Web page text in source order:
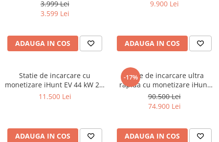
Type 2
3.999 Lei
3.599 Lei
ADAUGA IN COS
9.900 Lei
ADAUGA IN COS
Statie de incarcare cu
monetizare iHunt EV 44 kW 2 x
Type 2 - Integrare iHuntEV
11.500 Lei
ADAUGA IN COS
-17%
Statie de incarcare ultra
rapida cu monetizare iHunt
EV DC 50KW + AC 22KW, 2 x
CCS2 - Integrare iHuntEV
90.500 Lei
74.900 Lei
ADAUGA IN COS